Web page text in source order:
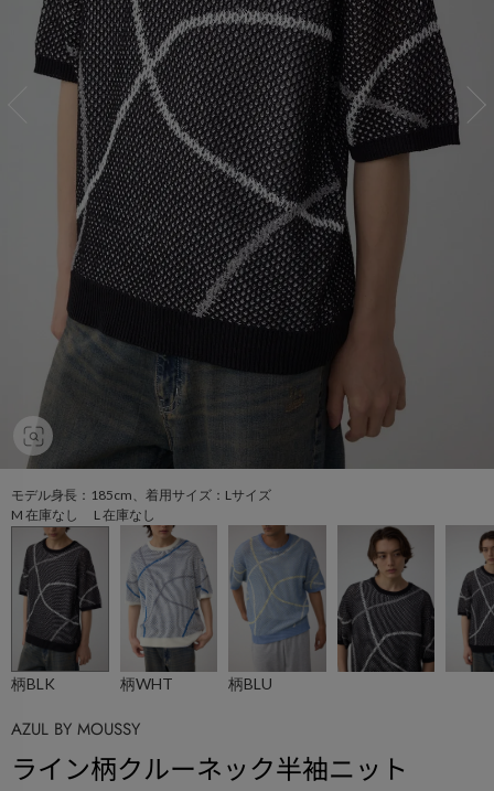
モデル身長：185cm、着用サイズ：Lサイズ
M 在庫なし L 在庫なし
柄BLK 柄WHT 柄BLU
AZUL BY MOUSSY
ライン柄クルーネック半袖ニット